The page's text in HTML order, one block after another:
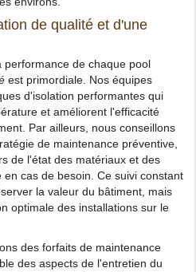
de qualité et d'une
performance de chaque pool
est primordiale. Nos équipes
d'isolation performantes qui
et améliorent l'efficacité
Par ailleurs, nous conseillons
de maintenance préventive,
de l'état des matériaux et des
cas de besoin. Ce suivi constant
la valeur du bâtiment, mais
optimale des installations sur le
des forfaits de maintenance
des aspects de l'entretien du